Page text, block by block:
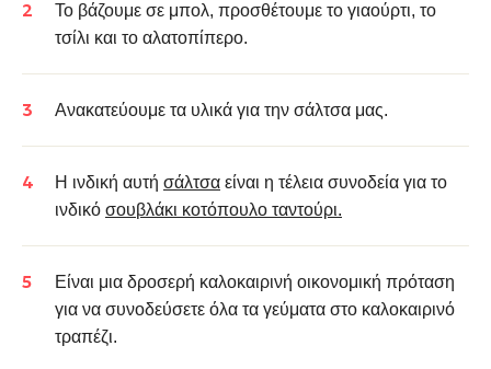
Το βάζουμε σε μπολ, προσθέτουμε το γιαούρτι, το
τσίλι και το αλατοπίπερο.
Ανακατεύουμε τα υλικά για την σάλτσα μας.
Η ινδική αυτή σάλτσα είναι η τέλεια συνοδεία για το
ινδικό σουβλάκι κοτόπουλο ταντούρι.
Είναι μια δροσερή καλοκαιρινή οικονομική πρόταση
για να συνοδεύσετε όλα τα γεύματα στο καλοκαιρινό
τραπέζι.